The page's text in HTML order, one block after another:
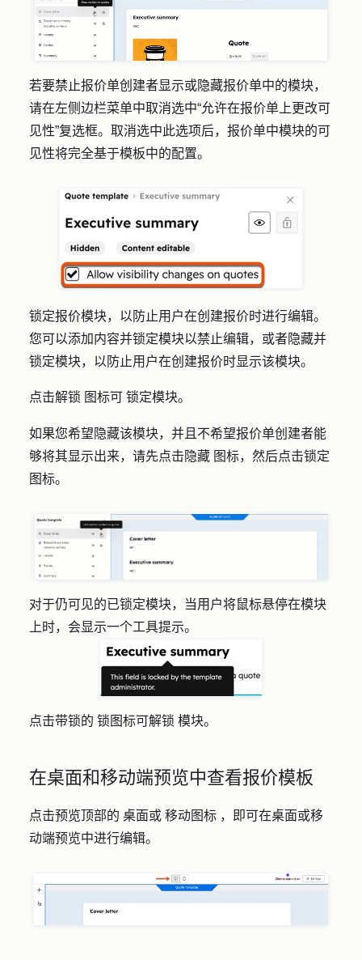
若要禁止报价单创建者显示或隐藏报价单中的模块，
请在左侧边栏菜单中取消选中“允许在报价单上更改可
见性”复选框。取消选中此选项后，报价单中模块的可
见性将完全基于模板中的配置。
锁定报价模块，以防止用户在创建报价时进行编辑。
您可以添加内容并锁定模块以禁止编辑，或者隐藏并
锁定模块，以防止用户在创建报价时显示该模块。
点击解锁 图标可 锁定模块。
如果您希望隐藏该模块，并且不希望报价单创建者能
够将其显示出来，请先点击 隐藏 图标，然后点击锁定
图标。
对于仍可见的已锁定模块，当用户将鼠标悬停在模块
上时，会显示一个工具提示。
点击带锁的 锁图标可解锁 模块。
在桌面和移动端预览中查看报价模板
点击预览顶部的 桌面或 移动图标 ，即可在桌面或移
动端预览中进行编辑。